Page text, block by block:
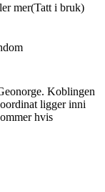
mer(Tatt i bruk)
Koblingen
ligger inni
hvis